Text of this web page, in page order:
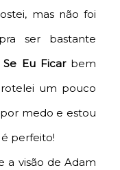
mas não foi
ser bastante
Se Eu Ficarbem
um pouco
por medo e estou
é perfeito!
a visão de Adam